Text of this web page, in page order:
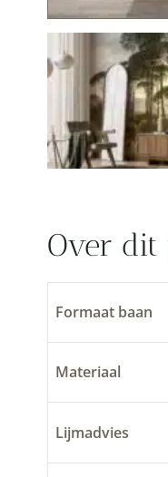
Over
Formaat baan
Materiaal
Lijmadvies